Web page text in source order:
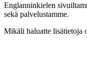
Englanninkielen
sekä palvelustamme.
Mikäli haluatte lisätietoja